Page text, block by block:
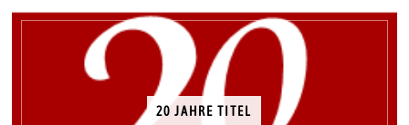
20 JAHRE TITEL